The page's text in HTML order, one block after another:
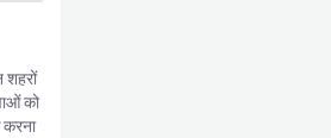
शहरों
को